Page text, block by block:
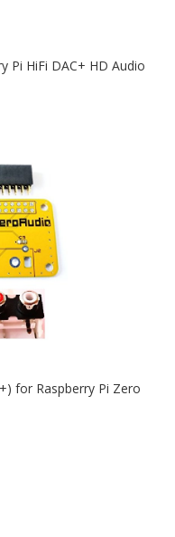
Pi HiFi DAC+ HD Audio
for Raspberry Pi Zero